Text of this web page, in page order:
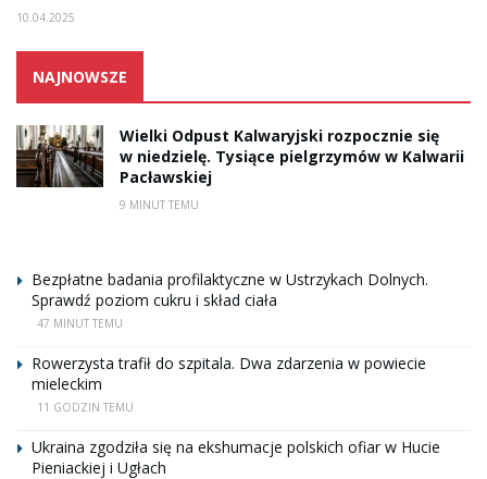
10.04.2025
NAJNOWSZE
Wielki Odpust Kalwaryjski rozpocznie się
w niedzielę. Tysiące pielgrzymów w Kalwarii
Pacławskiej
9 MINUT TEMU
Bezpłatne badania profilaktyczne w Ustrzykach Dolnych.
Sprawdź poziom cukru i skład ciała
47 MINUT TEMU
Rowerzysta trafił do szpitala. Dwa zdarzenia w powiecie
mieleckim
11 GODZIN TEMU
Ukraina zgodziła się na ekshumacje polskich ofiar w Hucie
Pieniackiej i Ugłach